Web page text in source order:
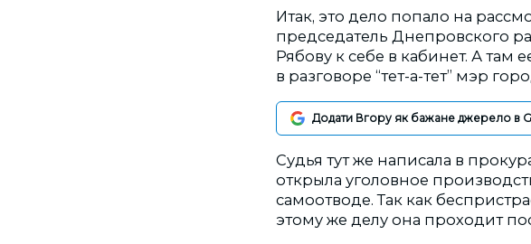
Итак, это дело попало на
председатель Днепровского
Рябову к себе в кабинет. А
в разговоре “тет-а-тет” мэр
Додати Вгору як бажане джерело в
Судья тут же написала в
открыла уголовное
самоотводе. Так как
этому же делу она проходит